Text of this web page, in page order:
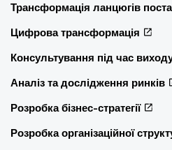
Трансформація ланцюгів
Цифрова трансформація
Консультування під час
Аналіз та дослідження ринків
Розробка бізнес-стратегії
Розробка організаційної